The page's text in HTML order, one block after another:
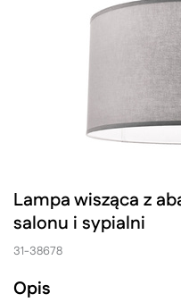
Lampa wisząca z
salonu i sypialni
31-38678
Opis